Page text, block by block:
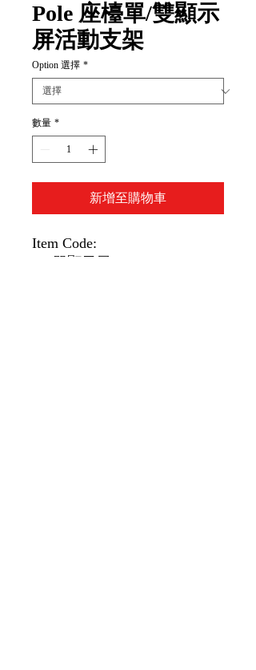
Pole 座檯單/雙顯示
屏活動支架
Option 選擇 *
數量 *
新增至購物車
Item Code: